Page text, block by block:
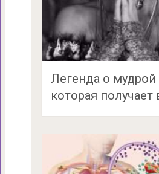
Легенда о
которая получает